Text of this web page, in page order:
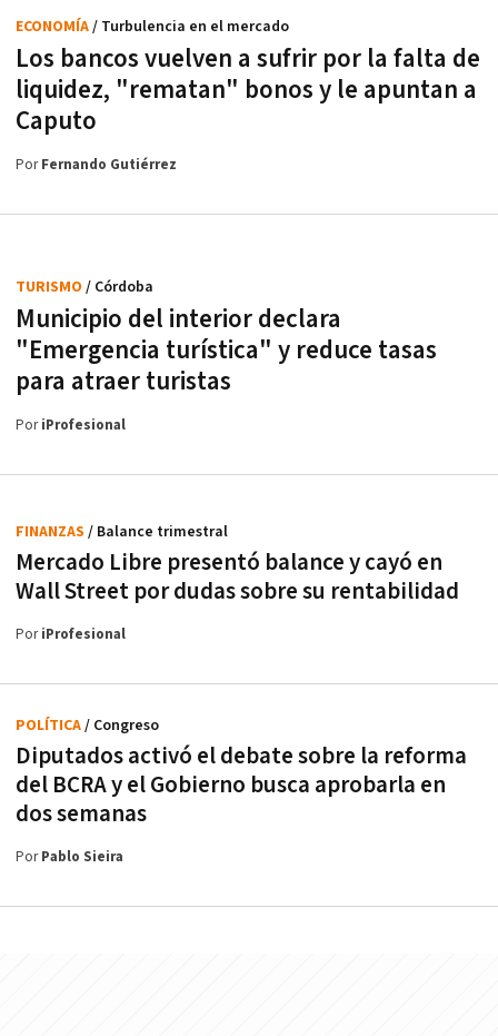
Los bancos vuelven a sufrir por la falta de
liquidez, "rematan" bonos y le apuntan a
Caputo
ECONOMÍA/ Turbulencia en el mercado
PorFernando Gutiérrez
Municipio del interior declara
"Emergencia turística" y reduce tasas
para atraer turistas
TURISMO / Córdoba
PoriProfesional
Mercado Libre presentó balance y cayó en
Wall Street por dudas sobre su rentabilidad
FINANZAS / Balance trimestral
PoriProfesional
Diputados activó el debate sobre la reforma
del BCRA y el Gobierno busca aprobarla en
dos semanas
POLÍTICA/ Congreso
PorPablo Sieira